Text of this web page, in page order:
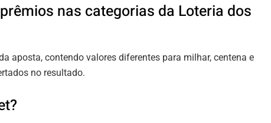
nas categorias da Loteria dos
aposta, contendo valores diferentes para milhar, centena e
no resultado.